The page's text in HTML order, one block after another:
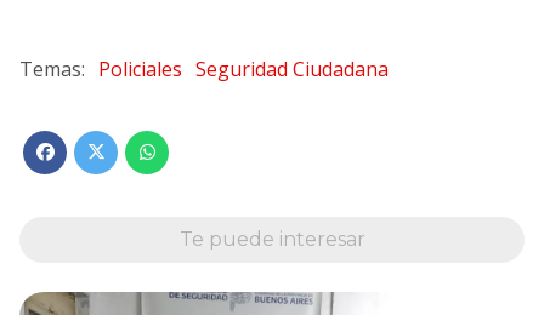
Policiales Seguridad Ciudadana
Te puede interesar